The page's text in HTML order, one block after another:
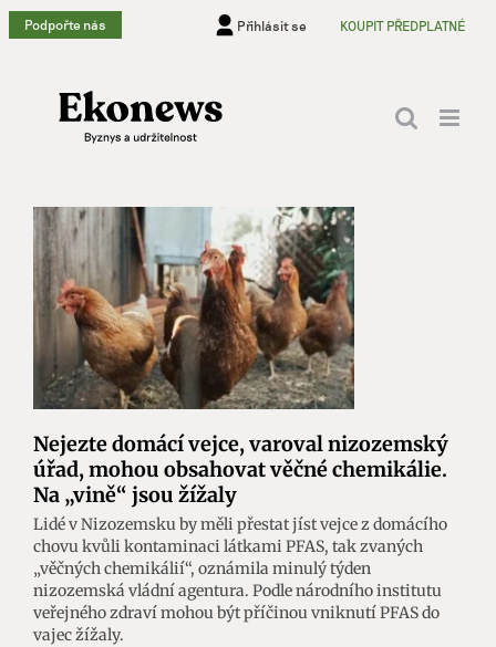
Přeskočit
na
Podpořte nás Přihlásit se KOUPIT PŘEDPLATNÉ
Nejezte domácí vejce, varoval nizozemský
úřad, mohou obsahovat věčné chemikálie.
Na „vině“ jsou žížaly
Lidé v Nizozemsku by měli přestat jíst vejce z domácího
chovu kvůli kontaminaci látkami PFAS, tak zvaných
„věčných chemikálií“, oznámila minulý týden
nizozemská vládní agentura. Podle národního institutu
veřejného zdraví mohou být příčinou vniknutí PFAS do
vajec žížaly.